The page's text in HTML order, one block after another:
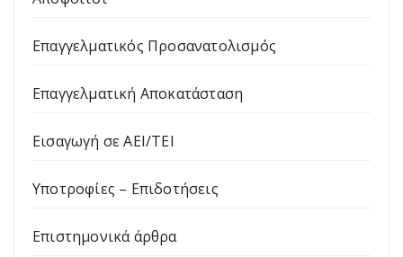
Επαγγελματικός Προσανατολισμός
Επαγγελματική Αποκατάσταση
Εισαγωγή σε ΑΕΙ/ΤΕΙ
Υποτροφίες – Επιδοτήσεις
Επιστημονικά άρθρα